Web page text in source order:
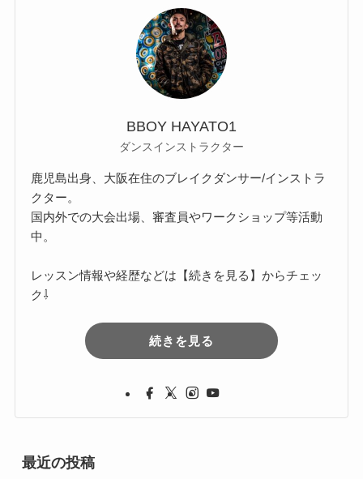
BBOY HAYATO1
ダンスインストラクター
鹿児島出身、大阪在住のブレイクダンサー/インストラ
クター。
国内外での大会出場、審査員やワークショップ等活動
中。
レッスン情報や経歴などは【続きを見る】からチェッ
ク⇩
続きを見る
最近の投稿